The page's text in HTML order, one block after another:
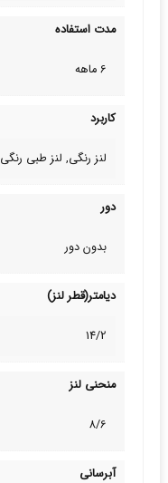
مدت استفاده
6 ماهه
کاربرد
لنز رنگی, لنز طبی‌ رنگی
دور
بدون دور
دیامتر(قطر لنز)
14/2
منحنی لنز
8/6
آبرسانی